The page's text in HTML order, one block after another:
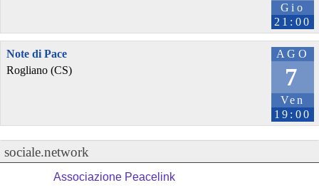
Gio
21:00
AGO
7
Ven
19:00
Note di Pace
Rogliano (CS)
sociale.network
Associazione Peacelink